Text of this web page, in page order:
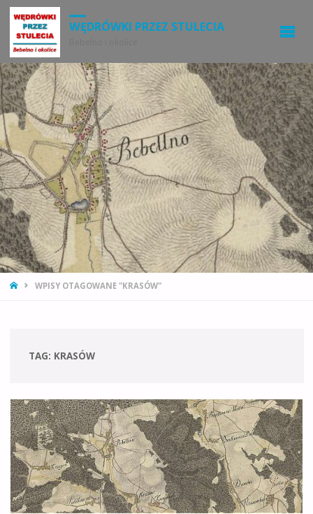
WĘDRÓWKI PRZEZ STULECIA
STRONA
WPISY OTAGOWANE "KRASÓW"
TAG: KRASÓW